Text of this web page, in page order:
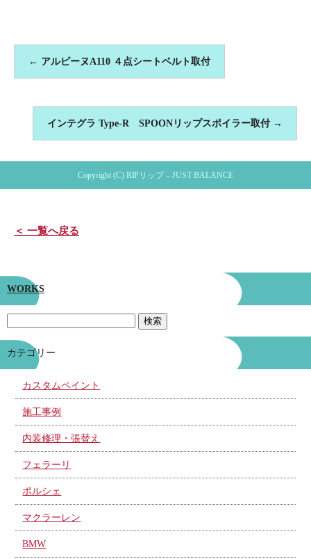
← アルピーヌA110 ４点シートベルト取付
インテグラ Type-R SPOONリップスポイラー取付 →
Copyright (C) RIPリップ – JUST BALANCE
＜ 一覧へ戻る
WORKS
カテゴリー
カスタムペイント
施工事例
内装修理・張替え
フェラーリ
ポルシェ
マクラーレン
BMW